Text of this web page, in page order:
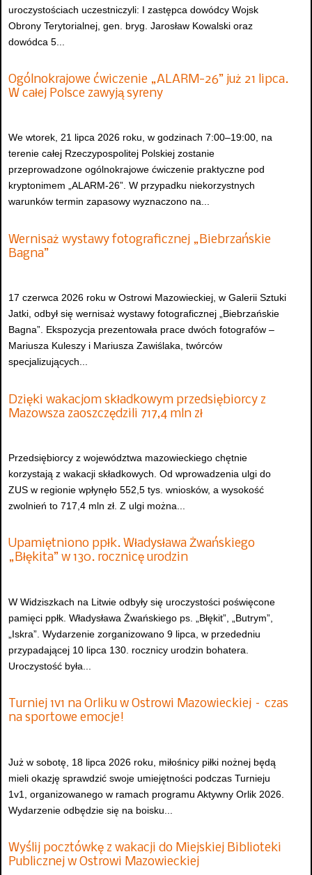
uroczystościach uczestniczyli: I zastępca dowódcy Wojsk
Obrony Terytorialnej, gen. bryg. Jarosław Kowalski oraz
dowódca 5...
Ogólnokrajowe ćwiczenie „ALARM-26” już 21 lipca.
W całej Polsce zawyją syreny
We wtorek, 21 lipca 2026 roku, w godzinach 7:00–19:00, na
terenie całej Rzeczypospolitej Polskiej zostanie
przeprowadzone ogólnokrajowe ćwiczenie praktyczne pod
kryptonimem „ALARM-26”. W przypadku niekorzystnych
warunków termin zapasowy wyznaczono na...
Wernisaż wystawy fotograficznej „Biebrzańskie
Bagna”
17 czerwca 2026 roku w Ostrowi Mazowieckiej, w Galerii Sztuki
Jatki, odbył się wernisaż wystawy fotograficznej „Biebrzańskie
Bagna”. Ekspozycja prezentowała prace dwóch fotografów –
Mariusza Kuleszy i Mariusza Zawiślaka, twórców
specjalizujących...
Dzięki wakacjom składkowym przedsiębiorcy z
Mazowsza zaoszczędzili 717,4 mln zł
Przedsiębiorcy z województwa mazowieckiego chętnie
korzystają z wakacji składkowych. Od wprowadzenia ulgi do
ZUS w regionie wpłynęło 552,5 tys. wniosków, a wysokość
zwolnień to 717,4 mln zł. Z ulgi można...
Upamiętniono ppłk. Władysława Żwańskiego
„Błękita” w 130. rocznicę urodzin
W Widziszkach na Litwie odbyły się uroczystości poświęcone
pamięci ppłk. Władysława Żwańskiego ps. „Błękit”, „Butrym”,
„Iskra”. Wydarzenie zorganizowano 9 lipca, w przededniu
przypadającej 10 lipca 130. rocznicy urodzin bohatera.
Uroczystość była...
Turniej 1v1 na Orliku w Ostrowi Mazowieckiej – czas
na sportowe emocje!
Już w sobotę, 18 lipca 2026 roku, miłośnicy piłki nożnej będą
mieli okazję sprawdzić swoje umiejętności podczas Turnieju
1v1, organizowanego w ramach programu Aktywny Orlik 2026.
Wydarzenie odbędzie się na boisku...
Wyślij pocztówkę z wakacji do Miejskiej Biblioteki
Publicznej w Ostrowi Mazowieckiej